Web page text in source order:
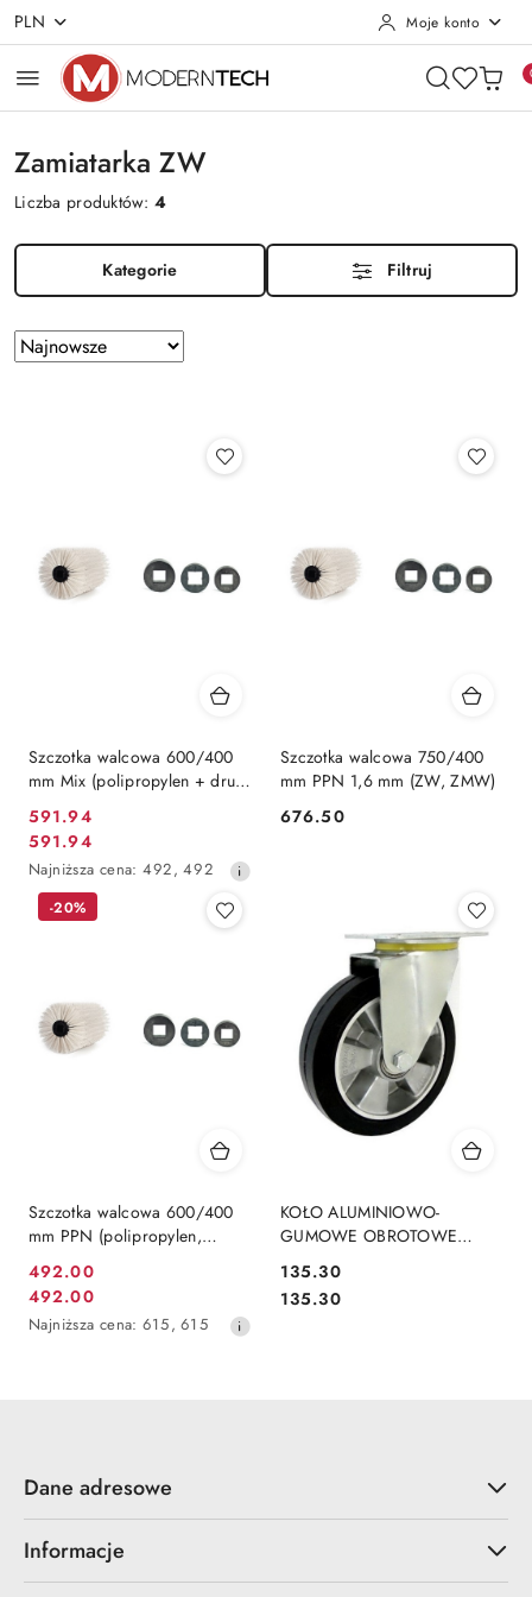
Przejdź do treści głównej
Przejdź do wyszukiwarki
Przejdź do moje konto
Przejdź do menu głównego
Przejdź do stopki
PLN Moje konto
Zamiatarka ZW
Liczba produktów:4
Kategorie Filtruj
Zastosowano
sortowanie:
Sortuj
według
Szczotka walcowa 600/400
mm Mix (polipropylen + drut)
1,6 mm (ZW, ZMW)
Cena
promocyjna:
591.94
Cena
promocyjna:
591.94
Najniższa
cena
Najniższa cena: 492, 492
Szczotka walcowa 750/400
mm PPN 1,6 mm (ZW, ZMW)
Cena:
676.50
Szczotka walcowa 600/400
mm PPN (polipropylen,
Cena
promocyjna:
492.00
Cena
promocyjna:
492.00
Najniższa
Najniższa cena: 615, 615
-20%
KOŁO ALUMINIOWO-
GUMOWE OBROTOWE
300kg
Cena:
135.30
Cena:
135.30
Dane adresowe
Informacje